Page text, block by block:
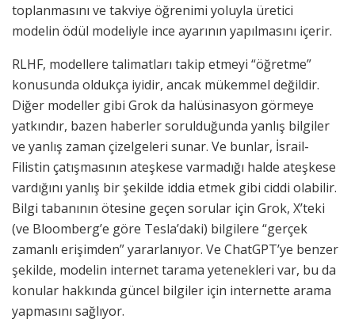
toplanmasını ve takviye öğrenimi yoluyla üretici
modelin ödül modeliyle ince ayarının yapılmasını içerir.
RLHF, modellere talimatları takip etmeyi “öğretme”
konusunda oldukça iyidir, ancak mükemmel değildir.
Diğer modeller gibi Grok da halüsinasyon görmeye
yatkındır, bazen haberler sorulduğunda yanlış bilgiler
ve yanlış zaman çizelgeleri sunar. Ve bunlar, İsrail-
Filistin çatışmasının ateşkese varmadığı halde ateşkese
vardığını yanlış bir şekilde iddia etmek gibi ciddi olabilir.
Bilgi tabanının ötesine geçen sorular için Grok, X’teki
(ve Bloomberg’e göre Tesla’daki) bilgilere “gerçek
zamanlı erişimden” yararlanıyor. Ve ChatGPT’ye benzer
şekilde, modelin internet tarama yetenekleri var, bu da
konular hakkında güncel bilgiler için internette arama
yapmasını sağlıyor.